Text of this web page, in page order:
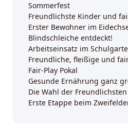
Sommerfest
Freundlichste Kinder und
Erster Bewohner im
Blindschleiche entdeckt!
Arbeitseinsatz im
Freundliche, fleißige und
Fair-Play Pokal
Gesunde Ernährung ganz
Die Wahl der
Erste Etappe beim